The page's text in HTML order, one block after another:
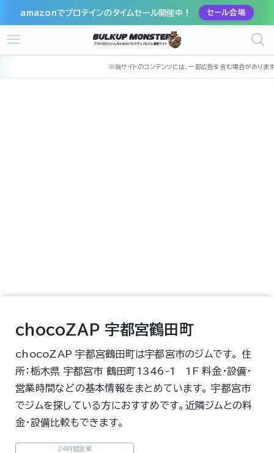
amazonでプロテインのタイムセール開催中！ セール会場
栃木県 宇都宮市
chocoZAP 宇都宮鶴田町
chocoZAP 宇都宮鶴田町は宇都宮市のジムです。 住
所：栃木県 宇都宮市 鶴田町1346-1 1F 料金・設備・
営業時間などの基本情報をまとめています。 宇都宮市
でジムを探している方におすすめです。近隣ジムとの料
金・設備比較もできます。
24時間営業